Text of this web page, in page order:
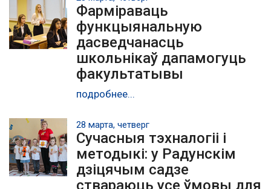
Фарміраваць
функцыянальную
дасведчанасць
школьнікаў дапамогуць
факультатывы
подробнее...
28 марта, четверг
Сучасныя тэхналогіі і
методыкі: у Радунскім
дзіцячым садзе
ствараюць усе ўмовы для